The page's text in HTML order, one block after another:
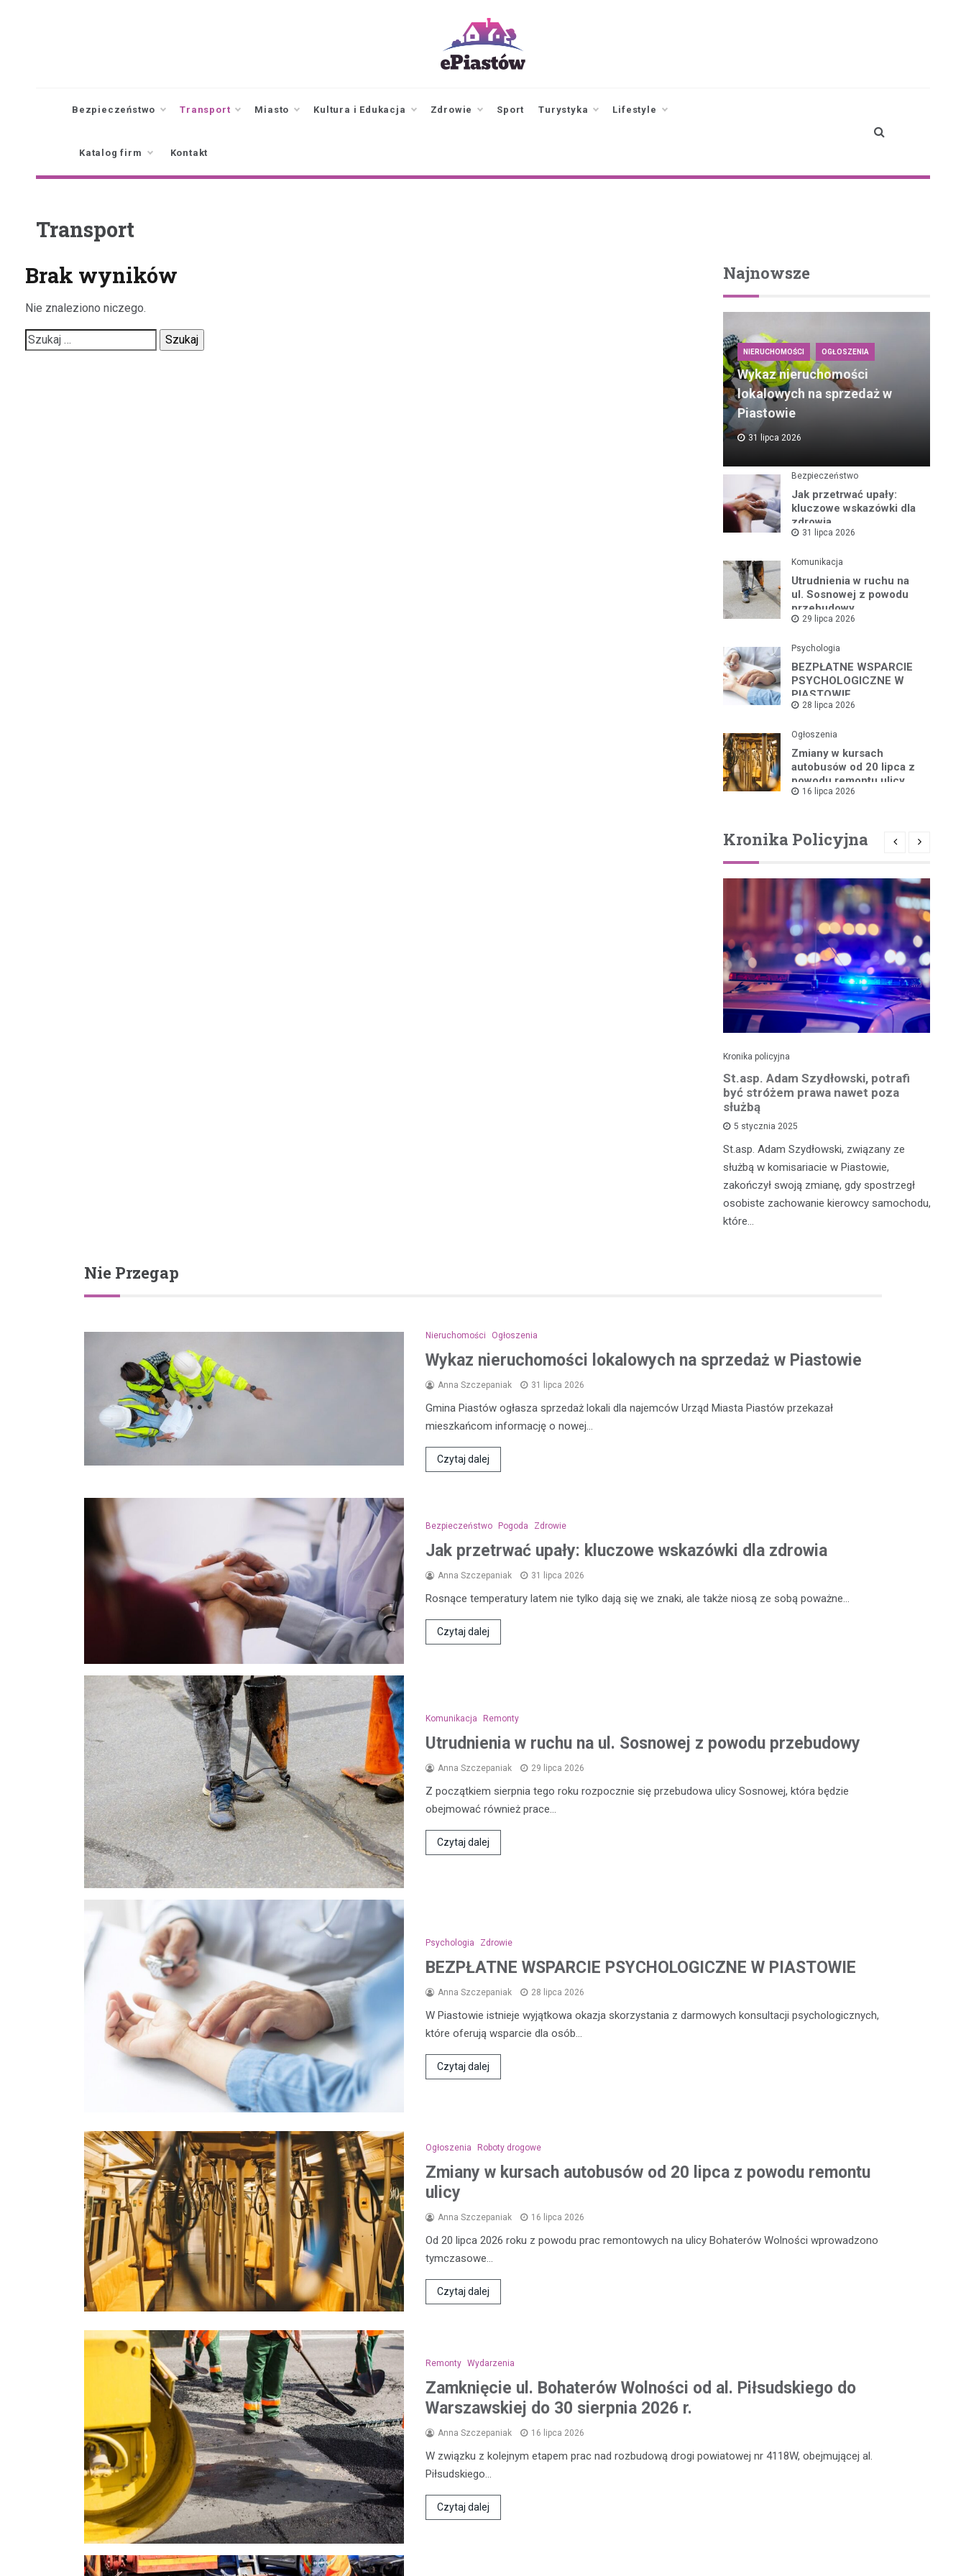
Piastowa i
okolicy
Bezpieczeństwo Transport Miasto Kultura i Edukacja Zdrowie Sport Turystyka Lifestyle
Katalog firm Kontakt
Transport
Brak wyników
Nie znaleziono niczego.
Szukaj:
Najnowsze
NIERUCHOMOŚCI OGŁOSZENIA
Wykaz nieruchomości
lokalowych na sprzedaż w
Piastowie
31 lipca 2026
Bezpieczeństwo
Jak przetrwać upały:
kluczowe wskazówki dla
zdrowia
31 lipca 2026
Komunikacja
Utrudnienia w ruchu na
ul. Sosnowej z powodu
przebudowy
29 lipca 2026
Psychologia
BEZPŁATNE WSPARCIE
PSYCHOLOGICZNE W
PIASTOWIE
28 lipca 2026
Ogłoszenia
Zmiany w kursach
autobusów od 20 lipca z
powodu remontu ulicy
16 lipca 2026
Kronika Policyjna
Kronika policyjna
St.asp. Adam Szydłowski, potrafi
być stróżem prawa nawet poza
służbą
5 stycznia 2025
St.asp. Adam Szydłowski, związany ze
służbą w komisariacie w Piastowie,
zakończył swoją zmianę, gdy spostrzegł
osobiste zachowanie kierowcy samochodu,
które…
Nie Przegap
Nieruchomości Ogłoszenia
Wykaz nieruchomości lokalowych na sprzedaż w Piastowie
Anna Szczepaniak 31 lipca 2026
Gmina Piastów ogłasza sprzedaż lokali dla najemców Urząd Miasta Piastów przekazał
mieszkańcom informację o nowej…
Czytaj dalej
Bezpieczeństwo Pogoda Zdrowie
Jak przetrwać upały: kluczowe wskazówki dla zdrowia
Anna Szczepaniak 31 lipca 2026
Rosnące temperatury latem nie tylko dają się we znaki, ale także niosą ze sobą poważne…
Czytaj dalej
Komunikacja Remonty
Utrudnienia w ruchu na ul. Sosnowej z powodu przebudowy
Anna Szczepaniak 29 lipca 2026
Z początkiem sierpnia tego roku rozpocznie się przebudowa ulicy Sosnowej, która będzie
obejmować również prace…
Czytaj dalej
Psychologia Zdrowie
BEZPŁATNE WSPARCIE PSYCHOLOGICZNE W PIASTOWIE
Anna Szczepaniak 28 lipca 2026
W Piastowie istnieje wyjątkowa okazja skorzystania z darmowych konsultacji psychologicznych,
które oferują wsparcie dla osób…
Czytaj dalej
Ogłoszenia Roboty drogowe
Zmiany w kursach autobusów od 20 lipca z powodu remontu
ulicy
Anna Szczepaniak 16 lipca 2026
Od 20 lipca 2026 roku z powodu prac remontowych na ulicy Bohaterów Wolności wprowadzono
tymczasowe…
Czytaj dalej
Remonty Wydarzenia
Zamknięcie ul. Bohaterów Wolności od al. Piłsudskiego do
Warszawskiej do 30 sierpnia 2026 r.
Anna Szczepaniak 16 lipca 2026
W związku z kolejnym etapem prac nad rozbudową drogi powiatowej nr 4118W, obejmującej al.
Piłsudskiego…
Czytaj dalej